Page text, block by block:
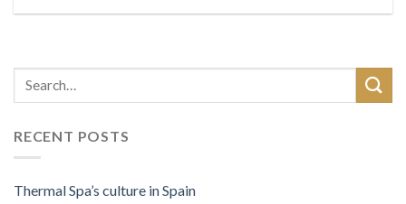
RECENT POSTS
Thermal Spa’s culture in Spain